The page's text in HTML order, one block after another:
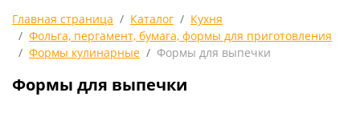
Главная страница Каталог
Кухня
Фольга, пергамент, бумага, формы для приготовления
Формы кулинарные
Формы для выпечки
Формы для выпечки